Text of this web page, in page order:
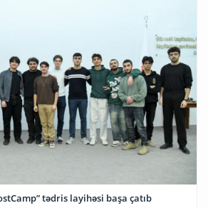
tədris layihəsi başa çatıb